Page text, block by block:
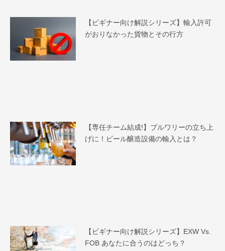
【ビギナー向け解説シリーズ】輸入許可
がおりなかった貨物とその行方
【専任チーム結成!】ブルワリーの立ち上
げに！ビール醸造設備の輸入とは？
【ビギナー向け解説シリーズ】EXW Vs.
FOB あなたに合うのはどっち？